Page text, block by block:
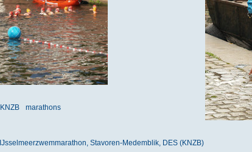
marathons
IJsselmeerzwemmarathon, Stavoren-Medemblik, DES (KNZB)